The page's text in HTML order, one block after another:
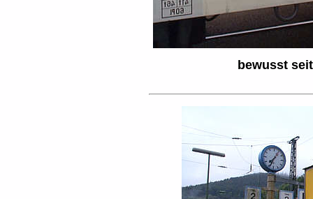
bewusst